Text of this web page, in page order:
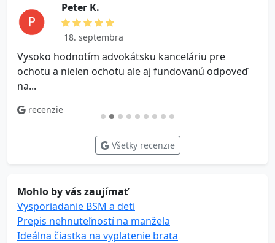
P e t e r K.
18. septembra
Vysoko hodnotím advokátsku kanceláriu pre
ochotu a nielen ochotu ale aj fundovanú odpoveď
na...
recenzie
Všetky recenzie
Mohlo by vás zaujímať
Vysporiadanie BSM a deti
Prepis nehnuteľností na manžela
Ideálna čiastka na vyplatenie brata